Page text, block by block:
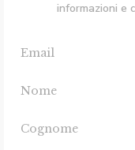
informazioni e